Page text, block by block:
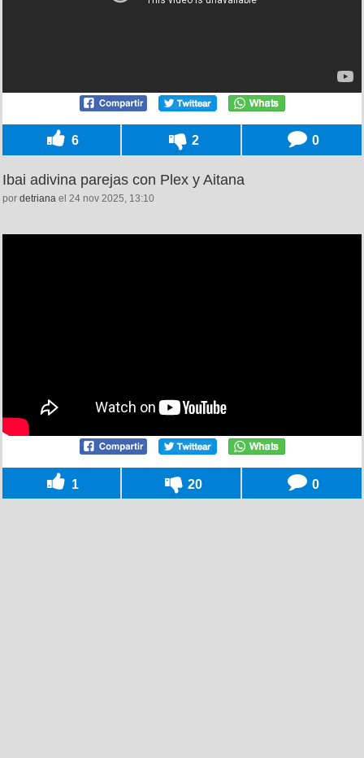
6 2 0
Ibai adivina parejas con Plex y Aitana
por detriana el 24 nov 2025, 13:10
1 20 0